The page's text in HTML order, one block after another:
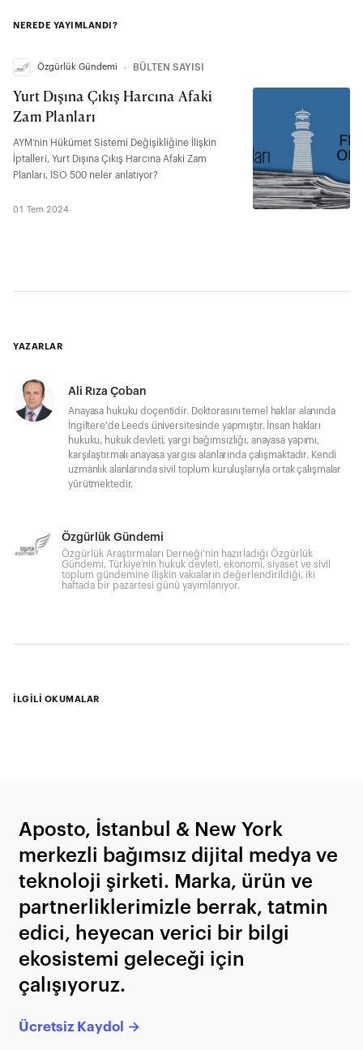
NEREDE YAYIMLANDI?
Özgürlük Gündemi ∙ BÜLTEN SAYISI
Yurt Dışına Çıkış Harcına Afaki
Zam Planları
AYM’nin Hükümet Sistemi Değişikliğine İlişkin
İptalleri, Yurt Dışına Çıkış Harcına Afaki Zam
Planları, ISO 500 neler anlatıyor?
01 Tem 2024
YAZARLAR
Ali Rıza Çoban
Anayasa hukuku doçentidir. Doktorasını temel haklar alanında
İngiltere'de Leeds üniversitesinde yapmıştır. İnsan hakları
hukuku, hukuk devleti, yargı bağımsızlığı, anayasa yapımı,
karşılaştırmalı anayasa yargısı alanlarında çalışmaktadır. Kendi
uzmanlık alanlarında sivil toplum kuruluşlarıyla ortak çalışmalar
yürütmektedir.
Özgürlük Gündemi
Özgürlük Araştırmaları Derneği'nin hazırladığı Özgürlük
Gündemi, Türkiye’nin hukuk devleti, ekonomi, siyaset ve sivil
toplum gündemine ilişkin vakıaların değerlendirildiği, iki
haftada bir pazartesi günü yayımlanıyor.
İLGİLİ OKUMALAR
Aposto, İstanbul & New York
merkezli bağımsız dijital medya ve
teknoloji şirketi. Marka, ürün ve
partnerliklerimizle berrak, tatmin
edici, heyecan verici bir bilgi
ekosistemi geleceği için
çalışıyoruz.
Ücretsiz Kaydol →